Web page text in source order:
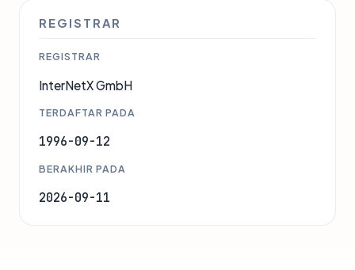
REGISTRAR
REGISTRAR
InterNetX GmbH
TERDAFTAR PADA
1996-09-12
BERAKHIR PADA
2026-09-11